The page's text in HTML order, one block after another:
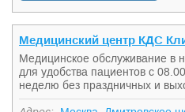
Медицинский центр КДС
Медицинское обслуживание в
для удобства пациентов с
неделю без праздничных и